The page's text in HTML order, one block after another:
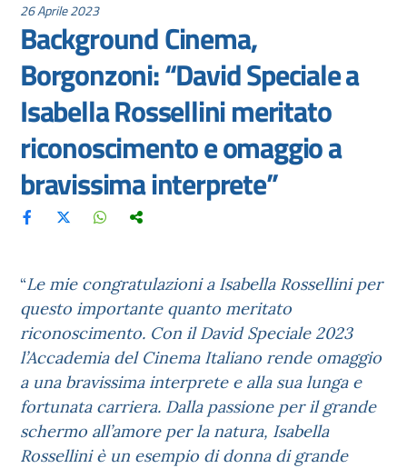
26 Aprile 2023
Background Cinema,
Borgonzoni: “David Speciale a
Isabella Rossellini meritato
riconoscimento e omaggio a
bravissima interprete”
“Le mie congratulazioni a Isabella Rossellini per
questo importante quanto meritato
riconoscimento. Con il David Speciale 2023
l’Accademia del Cinema Italiano rende omaggio
a una bravissima interprete e alla sua lunga e
fortunata carriera. Dalla passione per il grande
schermo all’amore per la natura, Isabella
Rossellini è un esempio di donna di grande